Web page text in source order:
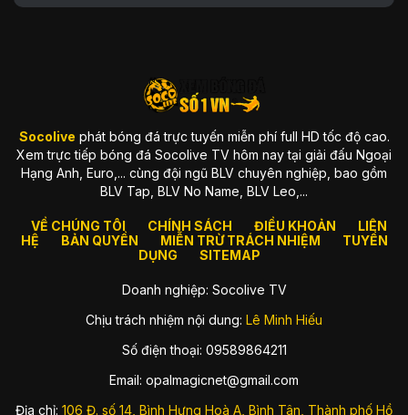
Socolive phát bóng đá trực tuyến miễn phí full HD tốc độ cao.
Xem trực tiếp bóng đá Socolive TV hôm nay tại giải đấu Ngoại
Hạng Anh, Euro,... cùng đội ngũ BLV chuyên nghiệp, bao gồm
BLV Tap, BLV No Name, BLV Leo,...
VỀ CHÚNG TÔI CHÍNH SÁCH ĐIỀU KHOẢN
LIÊN
HỆ
BẢN QUYỀN MIỄN TRỪ TRÁCH NHIỆM
TUYỂN
DỤNG
SITEMAP
Doanh nghiệp: Socolive TV
Chịu trách nhiệm nội dung: Lê Minh Hiếu
Số điện thoại: 09589864211
Email: opalmagicnet@gmail.com
Địa chỉ: 106 Đ. số 14, Bình Hưng Hoà A, Bình Tân, Thành phố Hồ